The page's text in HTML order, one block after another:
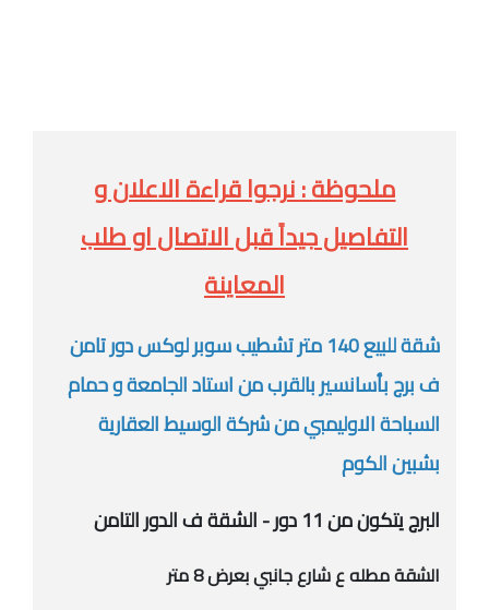
ملحوظة : نرجوا قراءة الاعلان و
التفاصيل جيداً قبل الاتصال او طلب
المعاينة
شقة للبيع 140 متر تشطيب سوبر لوكس دور تامن
ف برج بأسانسير بالقرب من استاد الجامعة و حمام
السباحة الاوليمبي من شركة الوسيط العقارية
بشبين الكوم
البرج يتكون من 11 دور - الشقة ف الدور التامن
الشقة مطله ع شارع جانبي بعرض 8 متر